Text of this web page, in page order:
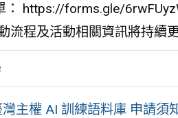
： https://forms.gle/
流程及活動相關資訊將持續
灣主權 AI 訓練語料庫 申請須